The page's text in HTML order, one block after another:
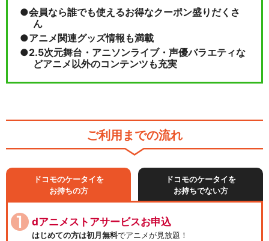
会員なら誰でも使えるお得なクーポン盛りだくさ
ん
アニメ関連グッズ情報も満載
2.5次元舞台・アニソンライブ・声優バラエティな
どアニメ以外のコンテンツも充実
ご利用までの流れ
ドコモのケータイを
お持ちの方
ドコモのケータイを
お持ちでない方
dアニメストアサービスお申込
はじめての方は初月無料でアニメが見放題！